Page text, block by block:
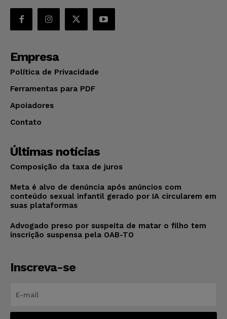
Empresa
Política de Privacidade
Ferramentas para PDF
Apoiadores
Contato
Últimas notícias
Composição da taxa de juros
Meta é alvo de denúncia após anúncios com
conteúdo sexual infantil gerado por IA circularem em
suas plataformas
Advogado preso por suspeita de matar o filho tem
inscrição suspensa pela OAB-TO
Inscreva-se